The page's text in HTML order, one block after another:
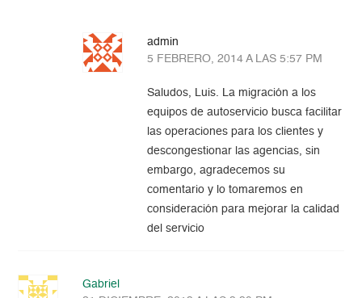
admin
5 FEBRERO, 2014 A LAS 5:57 PM
Saludos, Luis. La migración a los
equipos de autoservicio busca facilitar
las operaciones para los clientes y
descongestionar las agencias, sin
embargo, agradecemos su
comentario y lo tomaremos en
consideración para mejorar la calidad
del servicio
Gabriel